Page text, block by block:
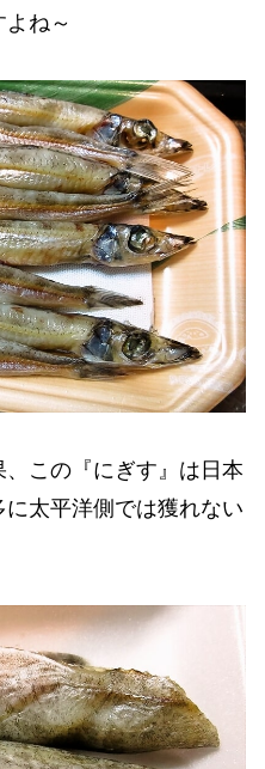
ね～
この『にぎす』は日本
太平洋側では獲れない